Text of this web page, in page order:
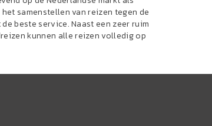
samenstellen van reizen tegen de
beste service. Naast een zeer ruim
kunnen alle reizen volledig op